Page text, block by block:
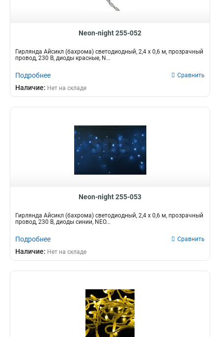
Neon-night 255-052
Гирлянда Айсикл (бахрома) светодиодный, 2,4 х 0,6 м, прозрачный
провод, 230 В, диоды красные, N...
Подробнее Сравнить
Наличие: Нет на складе
Neon-night 255-053
Гирлянда Айсикл (бахрома) светодиодный, 2,4 х 0,6 м, прозрачный
провод, 230 В, диоды синии, NEO...
Подробнее Сравнить
Наличие: Нет на складе